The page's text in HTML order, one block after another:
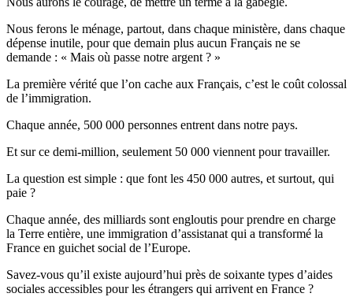
Nous ferons le ménage, partout, dans chaque ministère, dans chaque
dépense inutile, pour que demain plus aucun Français ne se
demande : « Mais où passe notre argent ? »
La première vérité que l’on cache aux Français, c’est le coût colossal
de l’immigration.
Chaque année, 500 000 personnes entrent dans notre pays.
Et sur ce demi-million, seulement 50 000 viennent pour travailler.
La question est simple : que font les 450 000 autres, et surtout, qui
paie ?
Chaque année, des milliards sont engloutis pour prendre en charge
la Terre entière, une immigration d’assistanat qui a transformé la
France en guichet social de l’Europe.
Savez-vous qu’il existe aujourd’hui près de soixante types d’aides
sociales accessibles pour les étrangers qui arrivent en France ?